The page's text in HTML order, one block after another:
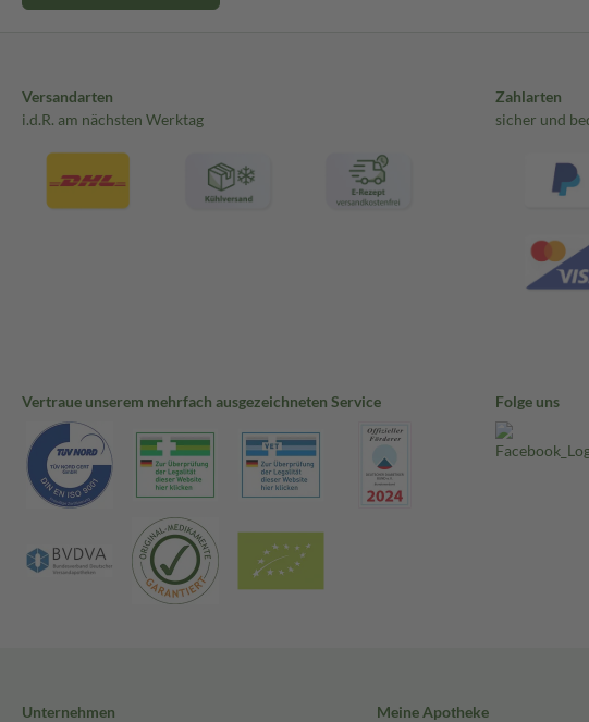
Versandarten
i.d.R. am nächsten Werktag
Zahlarten
sicher und
Vertraue unserem mehrfach ausgezeichneten Service Folge uns
Unternehmen
Meine Apotheke